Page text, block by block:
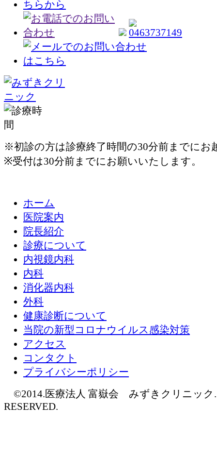
※初診の方は診療終了時間の30分前までにお
※受付は30分前までにお願いいたします。
ホーム
医院案内
院長紹介
診療について
内視鏡内科
内科
消化器内科
外科
健康診断について
当院の新型コロナウイルス感染対策
アクセス
コンタクト
プライバシーポリシー
©2014.医療法人 富嶽会 みずきクリニック.
RESERVED.